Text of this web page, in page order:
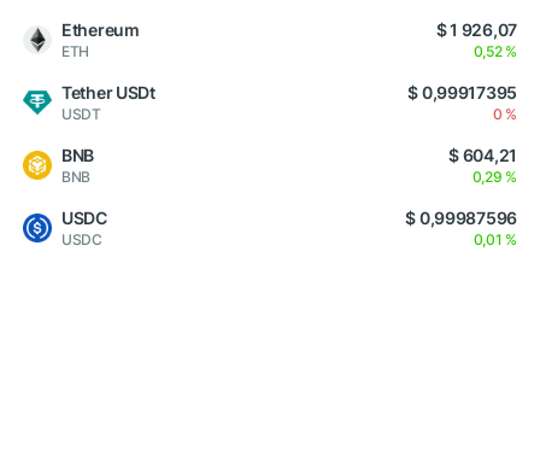
Ethereum
ETH
$ 1 926,07
0,52 %
Tether USDt
USDT
$ 0,99917395
0 %
BNB
BNB
$ 604,21
0,29 %
USDC
USDC
$ 0,99987596
0,01 %